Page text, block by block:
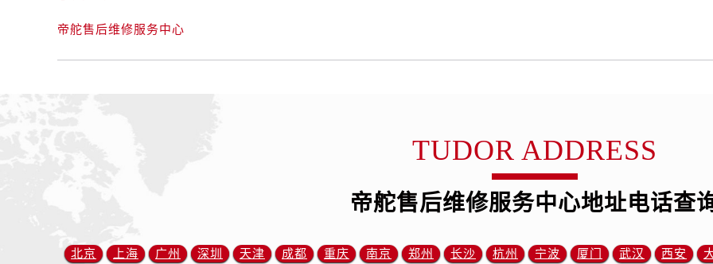
辽宁省沈阳市沈河区中街路137号亨得利名表维修授权店1楼帝舵售后服务中心（需提前预约）
河北省保定市竞秀区朝阳北大街北国先天下帝舵售后服务中心（需提前预约）
内蒙古自治区阿拉善盟市左旗土尔扈特大街帝舵售后服务中心（需提前预约）
内蒙古自治区巴彦淖尔市临河区新华街帝舵售后服务中心（需提前预约）
内蒙古自治区赤峰市红山区哈达街帝舵售后服务中心（需提前预约）
帝舵售后维修服务中心
TUDOR ADDRESS
帝舵售后维修服务中心地址电话查
北京 上海 广州 深圳 天津 成都 重庆 南京 郑州 长沙 杭州 宁波 厦门 武汉 西安